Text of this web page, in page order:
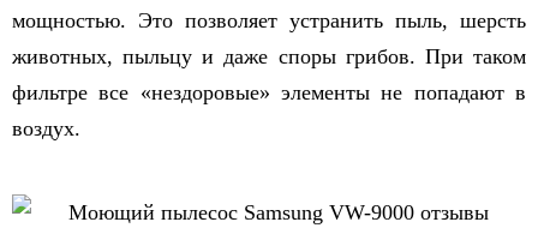
мощностью. Это позволяет устранить пыль, шерсть
животных, пыльцу и даже споры грибов. При таком
фильтре все «нездоровые» элементы не попадают в
воздух.